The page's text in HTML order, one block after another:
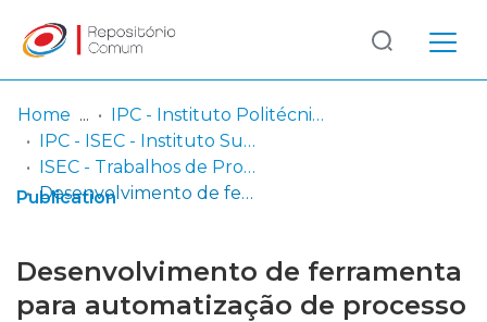
Communities
& Collections
Log
In
(current)
Home
IPC - Instituto Politécnico de Coimbra
IPC - ISEC - Instituto Superior de Engenharia de Coimbra
ISEC - Trabalhos de Projeto | Relatórios de Estágio | Projetos de Investigação
Desenvolvimento de ferramenta para automatização de processo de fabrico através do formato STEP
Publication
Desenvolvimento de ferramenta
para automatização de processo